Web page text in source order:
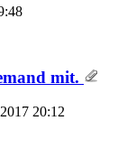
mit.
20:12